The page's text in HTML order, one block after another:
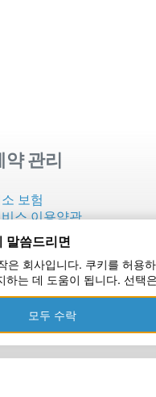
약 관리
보험
스 이용약관
지원 보험
하기
아고까지의 수하물 운송
하는 질문
말씀드리면
은 회사입니다. 쿠키를 허용
하는 데 도움이 됩니다. 선택
모두 수락